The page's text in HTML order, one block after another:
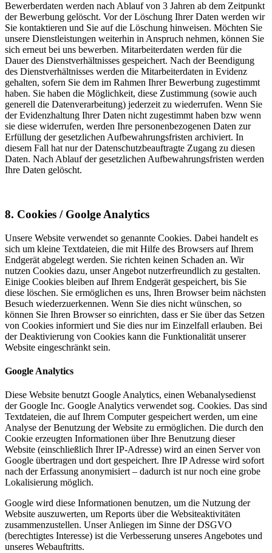
Bewerberdaten werden nach Ablauf von 3 Jahren ab dem Zeitpunkt
der Bewerbung gelöscht. Vor der Löschung Ihrer Daten werden wir
Sie kontaktieren und Sie auf die Löschung hinweisen. Möchten Sie
unsere Dienstleistungen weiterhin in Anspruch nehmen, können Sie
sich erneut bei uns bewerben. Mitarbeiterdaten werden für die
Dauer des Dienstverhältnisses gespeichert. Nach der Beendigung
des Dienstverhältnisses werden die Mitarbeiterdaten in Evidenz
gehalten, sofern Sie dem im Rahmen Ihrer Bewerbung zugestimmt
haben. Sie haben die Möglichkeit, diese Zustimmung (sowie auch
generell die Datenverarbeitung) jederzeit zu wiederrufen. Wenn Sie
der Evidenzhaltung Ihrer Daten nicht zugestimmt haben bzw wenn
sie diese widerrufen, werden Ihre personenbezogenen Daten zur
Erfüllung der gesetzlichen Aufbewahrungsfristen archiviert. In
diesem Fall hat nur der Datenschutzbeauftragte Zugang zu diesen
Daten. Nach Ablauf der gesetzlichen Aufbewahrungsfristen werden
Ihre Daten gelöscht.
8. Cookies / Goolge Analytics
Unsere Website verwendet so genannte Cookies. Dabei handelt es
sich um kleine Textdateien, die mit Hilfe des Browsers auf Ihrem
Endgerät abgelegt werden. Sie richten keinen Schaden an. Wir
nutzen Cookies dazu, unser Angebot nutzerfreundlich zu gestalten.
Einige Cookies bleiben auf Ihrem Endgerät gespeichert, bis Sie
diese löschen. Sie ermöglichen es uns, Ihren Browser beim nächsten
Besuch wiederzuerkennen. Wenn Sie dies nicht wünschen, so
können Sie Ihren Browser so einrichten, dass er Sie über das Setzen
von Cookies informiert und Sie dies nur im Einzelfall erlauben. Bei
der Deaktivierung von Cookies kann die Funktionalität unserer
Website eingeschränkt sein.
Google Analytics
Diese Website benutzt Google Analytics, einen Webanalysedienst
der Google Inc. Google Analytics verwendet sog. Cookies. Das sind
Textdateien, die auf Ihrem Computer gespeichert werden, um eine
Analyse der Benutzung der Website zu ermöglichen. Die durch den
Cookie erzeugten Informationen über Ihre Benutzung dieser
Website (einschließlich Ihrer IP-Adresse) wird an einen Server von
Google übertragen und dort gespeichert. Ihre IP Adresse wird sofort
nach der Erfassung anonymisiert – dadurch ist nur noch eine grobe
Lokalisierung möglich.
Google wird diese Informationen benutzen, um die Nutzung der
Website auszuwerten, um Reports über die Websiteaktivitäten
zusammenzustellen. Unser Anliegen im Sinne der DSGVO
(berechtigtes Interesse) ist die Verbesserung unseres Angebotes und
unseres Webauftritts.